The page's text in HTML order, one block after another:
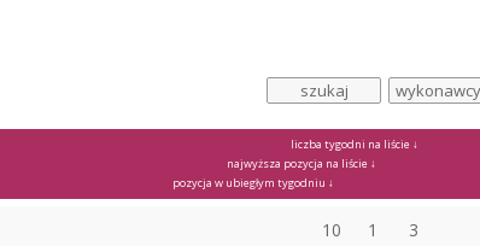
liczba tygodni na liście ↓
najwyższa pozycja na liście ↓
pozycja w ubiegłym tygodniu ↓
10 1 3